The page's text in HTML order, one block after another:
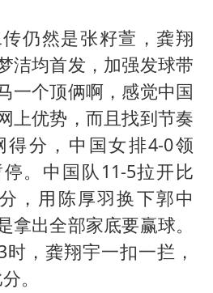
仍然是张籽萱，龚翔
洁均首发，加强发球带
一个顶俩啊，感觉中国
上优势，而且找到节奏
得分，中国女排4-0领
。中国队11-5拉开比
，用陈厚羽换下郭中
拿出全部家底要赢球。
，龚翔宇一扣一拦，
。